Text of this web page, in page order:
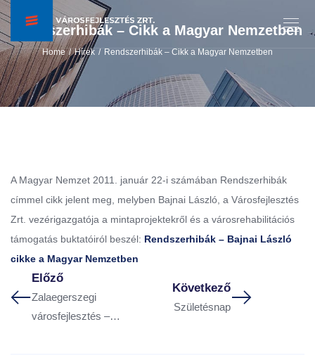
Rendszerhibák – Cikk a Magyar Nemzetben
Home / Hírek / Rendszerhibák – Cikk a Magyar Nemzetben
A Magyar Nemzet 2011. január 22-i számában Rendszerhibák
címmel cikk jelent meg, melyben Bajnai László, a Városfejlesztés
Zrt. vezérigazgatója a mintaprojektekről és a városrehabilitációs
támogatás buktatóiról beszél: Rendszerhibák – Bajnai László
cikke a Magyar Nemzetben
Előző
Zalaegerszegi
városfejlesztés –
Következő
Születésnap